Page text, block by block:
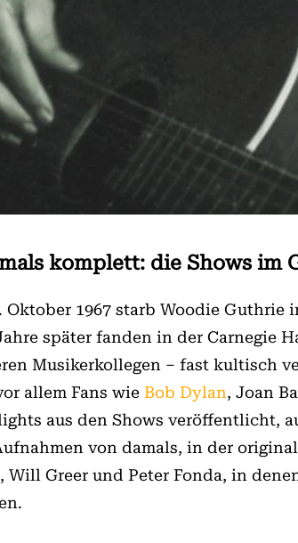
komplett: die Shows im
Oktober 1967 starb Woodie Guthrie
später fanden in der Carnegie
Musikerkollegen – fast kultisch
allem Fans wie Bob Dylan, Joan
aus den Shows veröffentlicht,
von damals, in der
Will Greer und Peter Fonda, in